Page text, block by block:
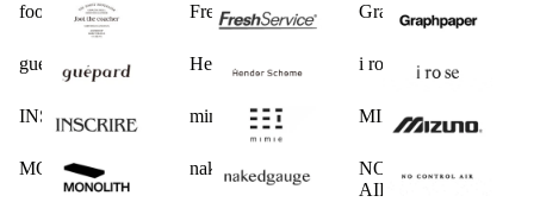
foot the coacher FreshService Graphpaper
guepard Hender Scheme i ro se
INSCRIRE mimie MIZUNO
MONOLITH nakedgauge
NO CONTROL
AIR